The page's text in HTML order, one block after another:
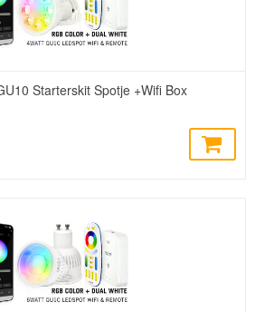
Starterskit Spotje +Wifi Box